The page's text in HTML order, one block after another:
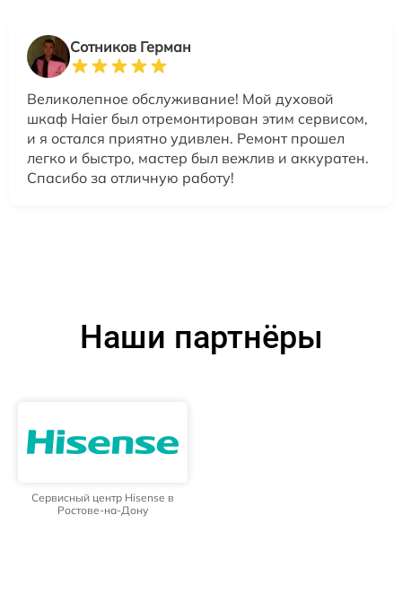
Сотников Герман
Великолепное обслуживание! Мой духовой
шкаф Haier был отремонтирован этим сервисом,
и я остался приятно удивлен. Ремонт прошел
легко и быстро, мастер был вежлив и аккуратен.
Спасибо за отличную работу!
Наши партнёры
Сервисный центр Hisense в
Ростове-на-Дону